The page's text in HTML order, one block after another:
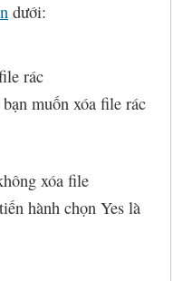
dưới:
rác
muốn xóa file rác
xóa file
hành chọn Yes là